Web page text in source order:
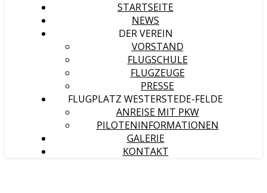
STARTSEITE
NEWS
DER VEREIN
VORSTAND
FLUGSCHULE
FLUGZEUGE
PRESSE
FLUGPLATZ WESTERSTEDE-FELDE
ANREISE MIT PKW
PILOTENINFORMATIONEN
GALERIE
KONTAKT